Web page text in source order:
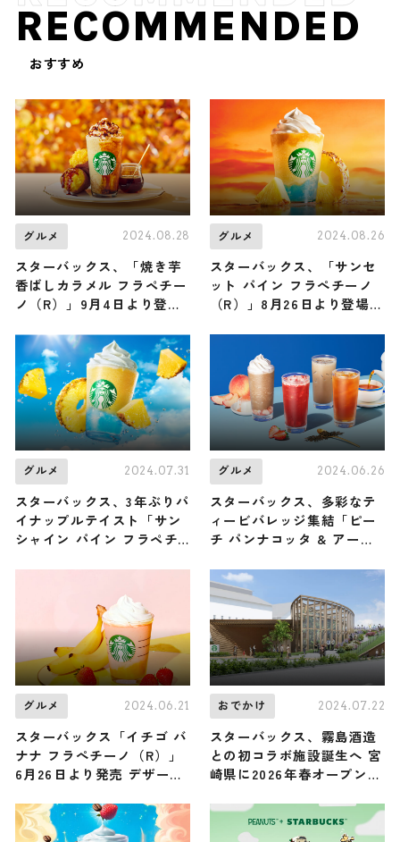
RECOMMENDED
おすすめ
グルメ 2024.08.28
スターバックス、「焼き芋
香ばしカラメル フラペチー
ノ（R）」9月4日より登
なカラメルソースを堪能
グルメ 2024.08.26
スターバックス、「サンセ
ット パイン フラぺチーノ
（R）」8月26日より登場
グルメ 2024.07.31
スターバックス、3年ぶりパ
イナップルテイスト「サン
シャイン パイン フラペチ
グルメ 2024.06.26
スターバックス、多彩なテ
ィービバレッジ集結「ピー
チ パンナコッタ & アール
ノ（R）」は再登場
グルメ 2024.06.21
スターバックス「イチゴ バ
ナナ フラぺチーノ（R）」
6月26日より発売 デザート
おでかけ 2024.07.22
スターバックス、霧島酒造
との初コラボ施設誕生へ 宮
崎県に2026年春オープン予